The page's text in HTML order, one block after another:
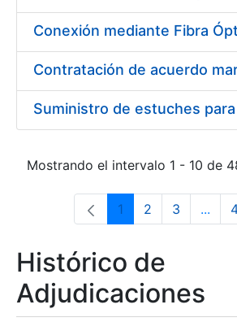
Mostrando el intervalo 1 - 10 de
Página
1 Página
2 Página
3 ...
Histórico de
Adjudicaciones